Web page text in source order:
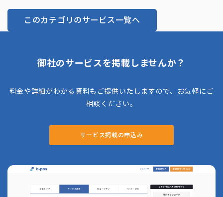
このカテゴリのサービス一覧へ
御社のサービスを掲載しませんか？
料金や詳細がわかる資料もご提供いたしますので、お気軽にご
相談ください。
サービス掲載の申込み